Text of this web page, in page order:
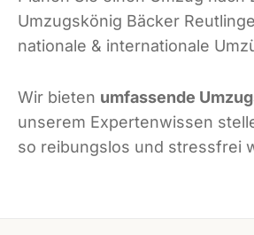
Umzugskönig Bäcker
nationale & internationale
Wir bieten umfassende
unserem Expertenwissen
so reibungslos und stressfrei